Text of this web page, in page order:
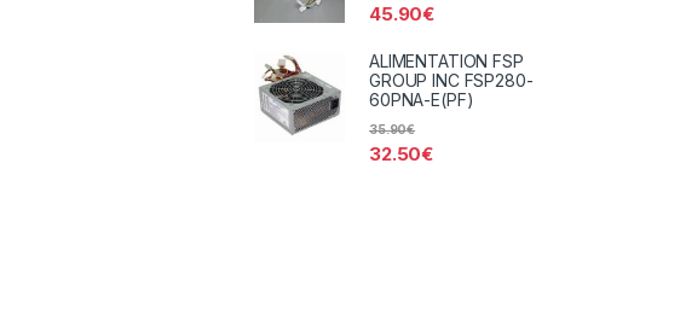
45.90€
ALIMENTATION FSP
GROUP INC FSP280-
60PNA-E(PF)
32.50€
35.90€